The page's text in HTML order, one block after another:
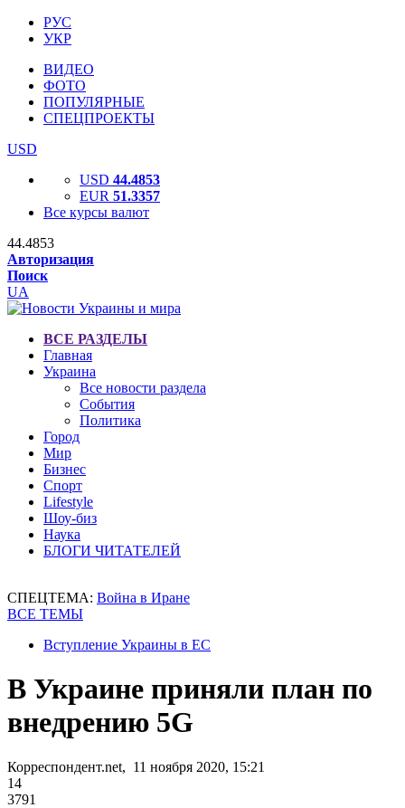
РУС
УКР
ВИДЕО
ФОТО
ПОПУЛЯРНЫЕ
СПЕЦПРОЕКТЫ
USD
USD 44.4853
EUR 51.3357
Все курсы валют
44.4853
Авторизация
Поиск
UA
ВСЕ РАЗДЕЛЫ
Главная
Украина
Все новости раздела
События
Политика
Город
Мир
Бизнес
Спорт
Lifestyle
Шоу-биз
Наука
БЛОГИ ЧИТАТЕЛЕЙ
СПЕЦТЕМА: Война в Иране
ВСЕ ТЕМЫ
Вступление Украины в ЕС
В Украине приняли план по
внедрению 5G
Корреспондент.net, 11 ноября 2020, 15:21
14
3791